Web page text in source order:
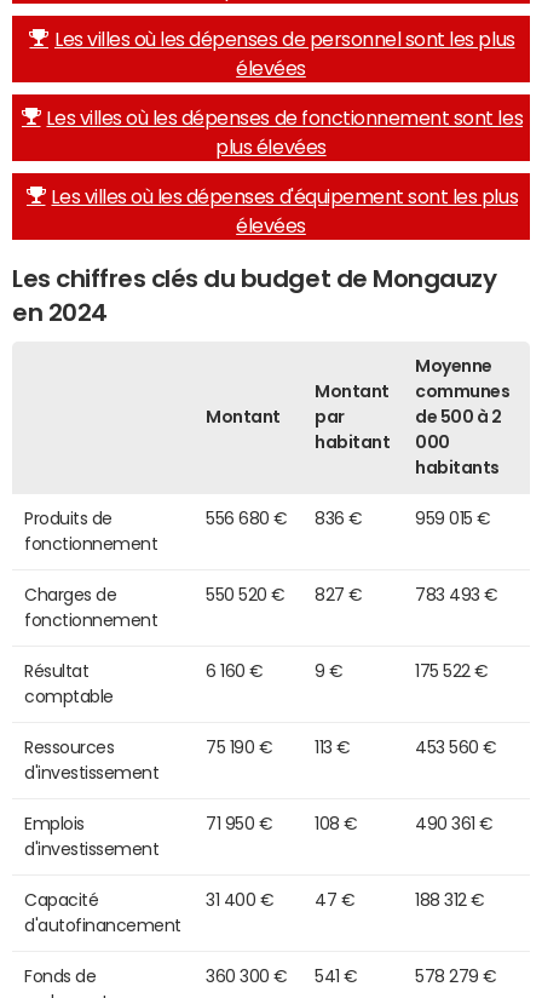
Les villes où les dépenses de personnel sont les plus
élevées
Les villes où les dépenses de fonctionnement sont les
plus élevées
Les villes où les dépenses d'équipement sont les plus
élevées
Les chiffres clés du budget de Mongauzy
en 2024
Montant
Montant
par
habitant
Moyenne
communes
de 500 à 2
000
habitants
Produits de
fonctionnement
556 680 € 836 € 959 015 €
Charges de
fonctionnement
550 520 € 827 € 783 493 €
Résultat
comptable
6 160 € 9 € 175 522 €
Ressources
d'investissement
75 190 € 113 € 453 560 €
Emplois
d'investissement
71 950 € 108 € 490 361 €
Capacité
d'autofinancement
31 400 € 47 € 188 312 €
Fonds de
360 300 € 541 € 578 279 €